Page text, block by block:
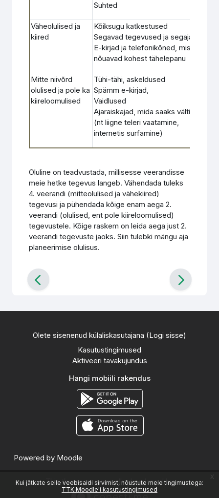
Kui jätkate selle veebisaidi sirvimist, nõustute meie tingimustega:
TTK Moodle'i kasutustingimused
x
Suhted
Väheolulised ja
kiired
Kõiksugu katkestused
Segavad tegevused ja segajad
E-kirjad ja telefonikõned, mis
nõuavad kohest tähelepanu
Mitte niivõrd
olulised ja pole ka
kiireloomulised
Tühi-tähi, askeldused
Spämm e-kirjad,
Vaidlused
Ajaraiskajad, mida saaks vältida
(nt liigne teleri vaatamine,
internetis surfamine)
Oluline on teadvustada, millisesse veerandisse
meie hetke tegevus langeb. Vähendada tuleks
4. veerandi (mitteolulised ja vähekiired)
tegevusi ja pühendada kõige enam aega 2.
veerandi (olulised, ent pole kiireloomulised)
tegevustele. Kõige raskem on leida aega just 2.
veerandi tegevuste jaoks. Siin tulebki mängu aja
planeerimise olulisus.
Olete sisenenud külaliskasutajana (Logi sisse)
Kasutustingimused
Aktiveeri tavakujundus
Hangi mobiili rakendus
Powered by Moodle
This theme was proudly developed by